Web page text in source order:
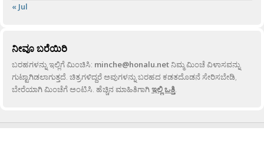
« Jul
ನೀವೂ ಬರೆಯಿರಿ
ಬರಹಗಳನ್ನು ಇಲ್ಲಿಗೆ ಮಿಂಚಿಸಿ: minche@honalu.netನಿಮ್ಮ ಮಿಂಚೆ ವಿಳಾಸವನ್ನು
ಗುಟ್ಟಾಗಿಡಲಾಗುತ್ತದೆ. ಚಿತ್ರಗಳಿದ್ದರೆ ಅವುಗಳನ್ನು ಬರಹದ ಕಡತದೊಡನೆ ಸೇರಿಸಬೇಡಿ,
ಬೇರೆಯಾಗಿ ಮಿಂಚೆಗೆ ಅಂಟಿಸಿ. ಹೆಚ್ಚಿನ ಮಾಹಿತಿಗಾಗಿಇಲ್ಲಿ ಒತ್ತಿ.